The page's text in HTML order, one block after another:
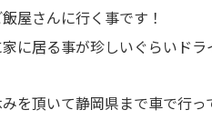
屋さんに行く事です！
に居る事が珍しいぐらいドラ
を頂いて静岡県まで車で行っ